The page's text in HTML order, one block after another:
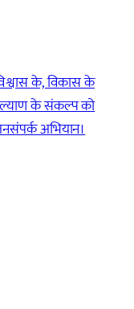
के, विकास के
के संकल्प को
अभियान।